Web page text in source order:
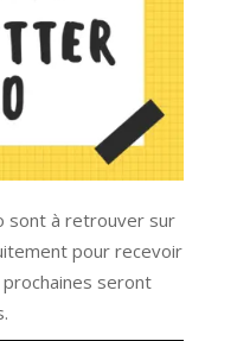
sont à retrouver sur
pour recevoir
seront